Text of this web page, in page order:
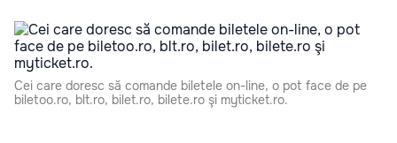
Cei care doresc să comande biletele on-line, o pot face de pe
biletoo.ro, blt.ro, bilet.ro, bilete.ro şi myticket.ro.